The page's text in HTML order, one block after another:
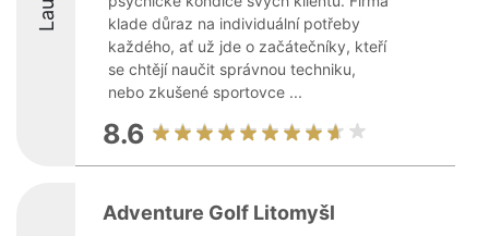
klade důraz na individuální potřeby
každého, ať už jde o začátečníky, kteří
se chtějí naučit správnou techniku,
nebo zkušené sportovce ...
8.6
Adventure Golf Litomyšl